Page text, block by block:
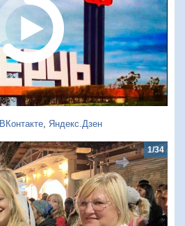
ВКонтакте Яндекс.Дзен